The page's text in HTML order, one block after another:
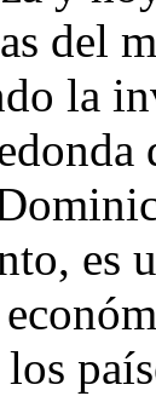
del
la
es